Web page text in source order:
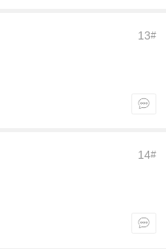
13#
14#